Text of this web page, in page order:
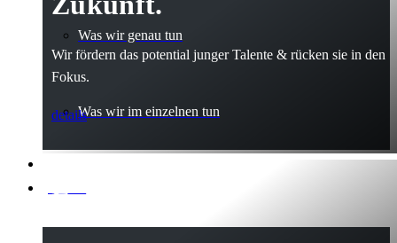
Was wir genau tun
Was wir im einzelnen tun
Wir fördern das potential junger Talente & rücken sie in den
Fokus.
details
Erfahrung.